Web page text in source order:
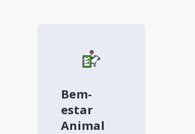
Bem-
estar
Animal